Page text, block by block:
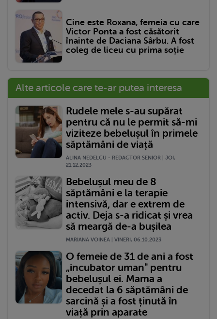
Cine este Roxana, femeia cu care
Victor Ponta a fost căsătorit
înainte de Daciana Sârbu. A fost
coleg de liceu cu prima soție
Alte articole care te-ar putea interesa
Rudele mele s-au supărat
pentru că nu le permit să-mi
viziteze bebelușul în primele
săptămâni de viață
ALINA NEDELCU - REDACTOR SENIOR | JOI,
21.12.2023
Bebelușul meu de 8
săptămâni e la terapie
intensivă, dar e extrem de
activ. Deja s-a ridicat și vrea
să meargă de-a bușilea
MARIANA VOINEA | VINERI, 06.10.2023
O femeie de 31 de ani a fost
„incubator uman" pentru
bebelușul ei. Mama a
decedat la 6 săptămâni de
sarcină și a fost ținută în
viață prin aparate